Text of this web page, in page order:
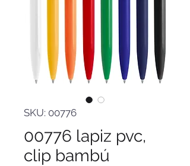
SKU: 00776
00776 lapiz pvc,
clip bambú